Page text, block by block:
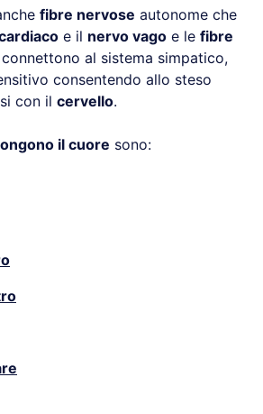
fibre nervose autonome che
e il nervo vago e le fibre
al sistema simpatico,
consentendo allo steso
con il cervello.
il cuore sono: